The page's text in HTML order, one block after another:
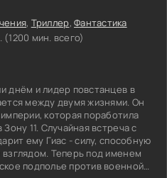
, Триллер,Фантастика
(1200 мин. всего)
днём и лидер повстанцев в
между двумя жизнями. Он
которая поработила
11. Случайная встреча с
ему Гиас - силу, способную
Теперь под именем
подполье против военной